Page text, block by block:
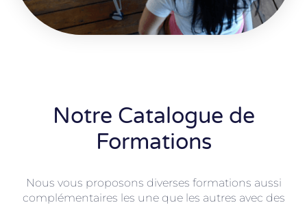
Notre Catalogue de
Formations
Nous vous proposons diverses formations aussi
complémentaires les une que les autres avec des